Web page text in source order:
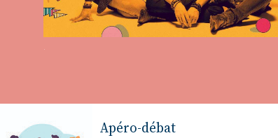
Apéro-débat